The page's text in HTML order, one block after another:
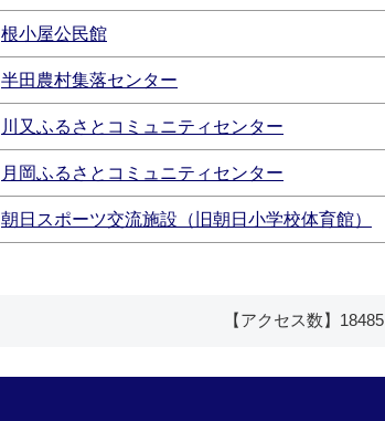
根小屋公民館
半田農村集落センター
川又ふるさとコミュニティセンター
月岡ふるさとコミュニティセンター
朝日スポーツ交流施設（旧朝日小学校体育館）
【アクセス数】 18485